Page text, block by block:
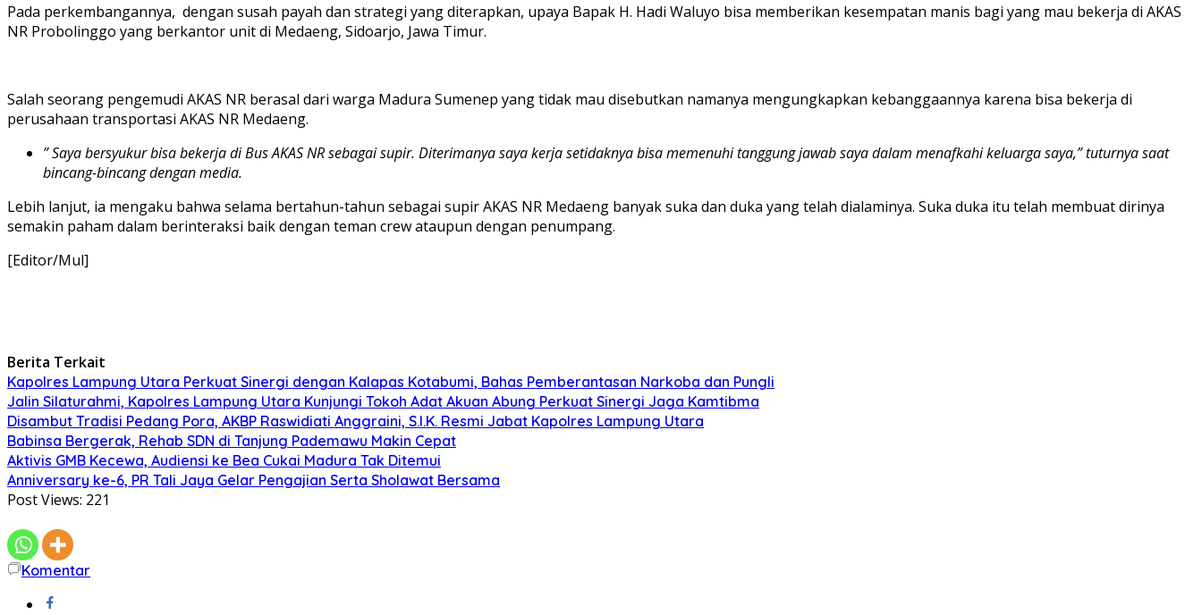
Pada perkembangannya, dengan susah payah dan strategi yang diterapkan, upaya Bapak H. Hadi Waluyo bisa memberikan kesempatan manis bagi yang mau bekerja di AKAS
NR Probolinggo yang berkantor unit di Medaeng, Sidoarjo, Jawa Timur.
Salah seorang pengemudi AKAS NR berasal dari warga Madura Sumenep yang tidak mau disebutkan namanya mengungkapkan kebanggaannya karena bisa bekerja di
perusahaan transportasi AKAS NR Medaeng.
” Saya bersyukur bisa bekerja di Bus AKAS NR sebagai supir. Diterimanya saya kerja setidaknya bisa memenuhi tanggung jawab saya dalam menafkahi keluarga saya,” tuturnya saat
bincang-bincang dengan media.
Lebih lanjut, ia mengaku bahwa selama bertahun-tahun sebagai supir AKAS NR Medaeng banyak suka dan duka yang telah dialaminya. Suka duka itu telah membuat dirinya
semakin paham dalam berinteraksi baik dengan teman crew ataupun dengan penumpang.
[Editor/Mul]
Berita Terkait
Kapolres Lampung Utara Perkuat Sinergi dengan Kalapas Kotabumi, Bahas Pemberantasan Narkoba dan Pungli
Jalin Silaturahmi, Kapolres Lampung Utara Kunjungi Tokoh Adat Akuan Abung Perkuat Sinergi Jaga Kamtibma
Disambut Tradisi Pedang Pora, AKBP Raswidiati Anggraini, S.I.K. Resmi Jabat Kapolres Lampung Utara
Babinsa Bergerak, Rehab SDN di Tanjung Pademawu Makin Cepat
Aktivis GMB Kecewa, Audiensi ke Bea Cukai Madura Tak Ditemui
Anniversary ke-6, PR Tali Jaya Gelar Pengajian Serta Sholawat Bersama
Post Views: 221
Komentar